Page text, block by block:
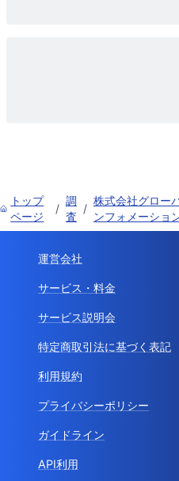
トップ
ページ
/
調
査
/
株式会社グロー
ンフォメーショ
運営会社
サービス・料金
サービス説明会
特定商取引法に基づく表記
利用規約
プライバシーポリシー
ガイドライン
API利用